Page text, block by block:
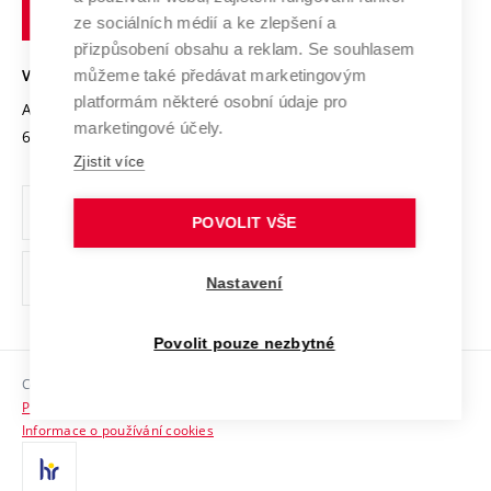
Open Science
Projekty
Projekty ze strukturálních fondů
Specifický výzkum
Mezinárodní dohody
Univerzitní sítě
Podnikavá univerzita / ContriBUTe
Bezpečná univerzita
Vyznamenání
Organizační struktura
Ochrana osobních údajů
odkaz)
Sociální bezpečí
HR Award
Kontakty
technické
VYSOKÉ UČENÍ TECHNICKÉ V BRNĚ
Antonínská 548/1
602 00 Brno
www.vut.cz
vut@vutbr.cz
Copyright © 2026 VUT
Prohlášení o přístupnosti
Informace o používání cookies
ze sociálních médií a ke zlepšení a
přizpůsobení obsahu a reklam. Se souhlasem
můžeme také předávat marketingovým
platformám některé osobní údaje pro
marketingové účely.
Zjistit více
POVOLIT VŠE
Nastavení
Povolit pouze nezbytné